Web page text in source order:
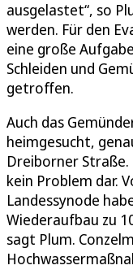
ausgelastet“, so
werden. Für den
eine große
Schleiden und
getroffen.
Auch das
heimgesucht,
Dreiborner
kein Problem dar.
Landessynode
Wiederaufbau zu
sagt Plum.